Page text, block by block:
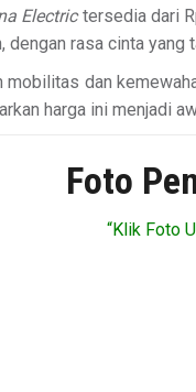
Electrictersedia dari
rasa cinta yang
dan
harga ini menjadi
Foto
“Klik Foto